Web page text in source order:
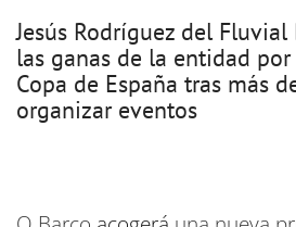
Jesús Rodríguez del Fluvial
las ganas de la entidad
Copa de España tras más
organizar eventos